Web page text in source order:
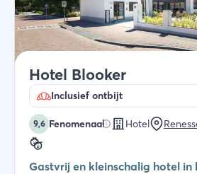
Hotel Blooker
Inclusief ontbijt
9,6 Fenomenaal Hotel
Gastvrij en kleinschalig hotel in